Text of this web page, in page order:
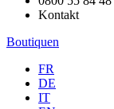
Kontakt
Boutiquen
FR
DE
IT